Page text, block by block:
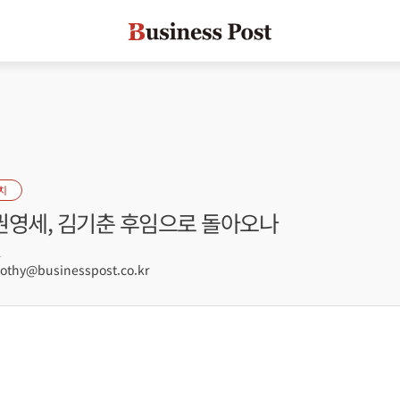
세, 김기춘 후임으로 돌아오나